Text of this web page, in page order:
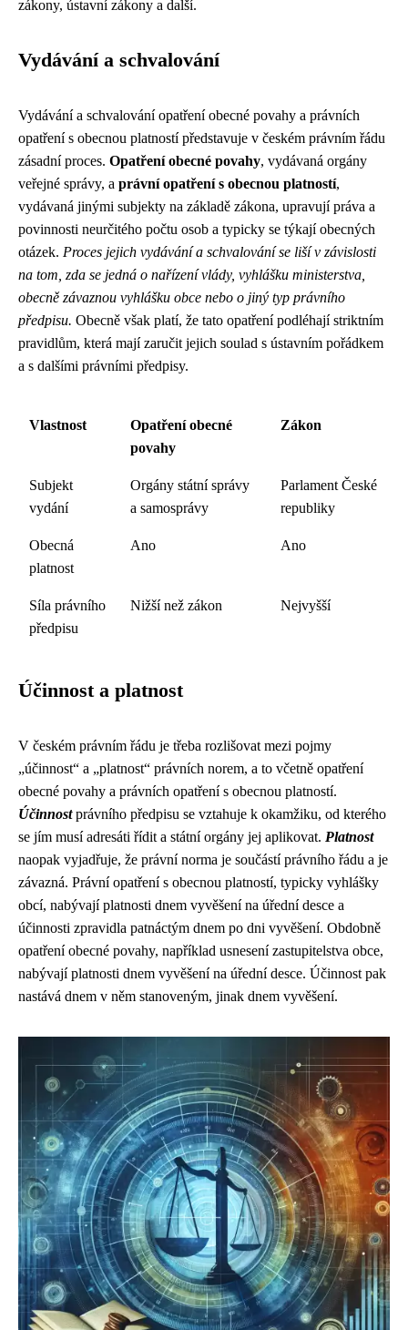
zákony, ústavní zákony a další.
Vydávání a schvalování
Vydávání a schvalování opatření obecné povahy a právních
opatření s obecnou platností představuje v českém právním řádu
zásadní proces. Opatření obecné povahy, vydávaná orgány
veřejné správy, a právní opatření s obecnou platností,
vydávaná jinými subjekty na základě zákona, upravují práva a
povinnosti neurčitého počtu osob a typicky se týkají obecných
otázek. Proces jejich vydávání a schvalování se liší v závislosti
na tom, zda se jedná o nařízení vlády, vyhlášku ministerstva,
obecně závaznou vyhlášku obce nebo o jiný typ právního
předpisu. Obecně však platí, že tato opatření podléhají striktním
pravidlům, která mají zaručit jejich soulad s ústavním pořádkem
a s dalšími právními předpisy.
Vlastnost
Opatření obecné
povahy
Zákon
Subjekt
vydání
Orgány státní správy
a samosprávy
Parlament České
republiky
Obecná
platnost
Ano Ano
Síla právního
předpisu
Nižší než zákon Nejvyšší
Účinnost a platnost
V českém právním řádu je třeba rozlišovat mezi pojmy
„účinnost“ a „platnost“ právních norem, a to včetně opatření
obecné povahy a právních opatření s obecnou platností.
Účinnostprávního předpisu se vztahuje k okamžiku, od kterého
se jím musí adresáti řídit a státní orgány jej aplikovat. Platnost
naopak vyjadřuje, že právní norma je součástí právního řádu a je
závazná. Právní opatření s obecnou platností, typicky vyhlášky
obcí, nabývají platnosti dnem vyvěšení na úřední desce a
účinnosti zpravidla patnáctým dnem po dni vyvěšení. Obdobně
opatření obecné povahy, například usnesení zastupitelstva obce,
nabývají platnosti dnem vyvěšení na úřední desce. Účinnost pak
nastává dnem v něm stanoveným, jinak dnem vyvěšení.